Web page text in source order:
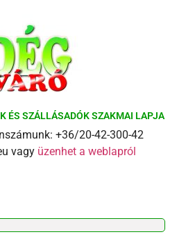
ÉS SZÁLLÁSADÓK SZAKMAI LAPJA
+36/20-42-300-42
vagy üzenhet a weblapról